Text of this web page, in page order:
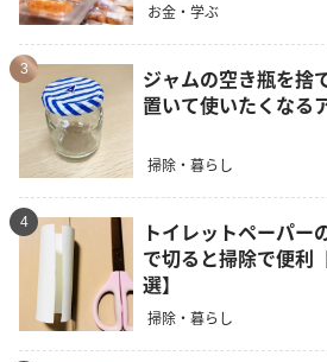
お金・学ぶ
3
ジャムの空き瓶を捨
置いて使いたくなる
掃除・暮らし
4
トイレットペーパー
で切ると掃除で便利
選】
掃除・暮らし